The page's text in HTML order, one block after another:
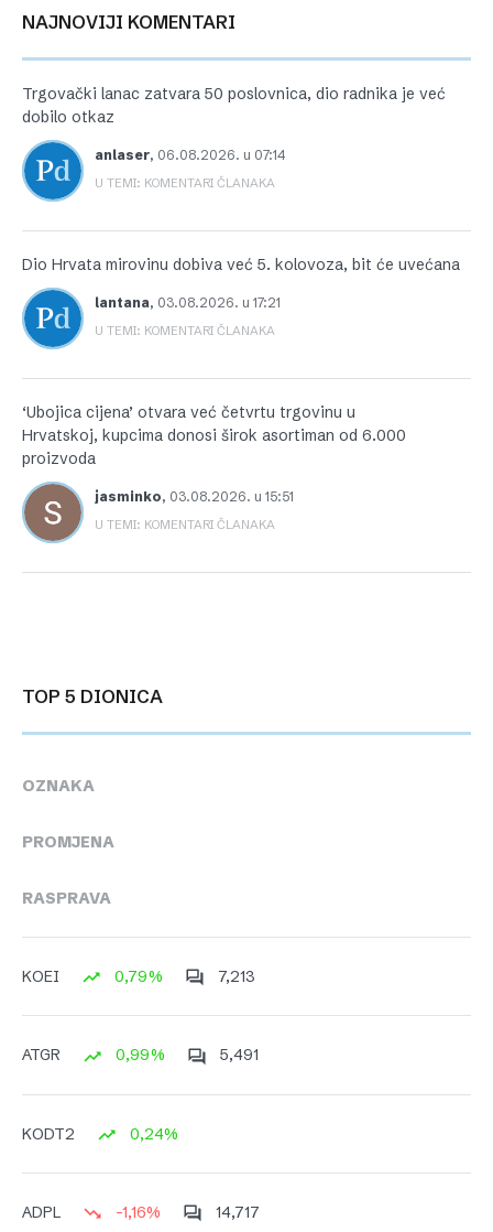
NAJNOVIJI KOMENTARI
Trgovački lanac zatvara 50 poslovnica, dio radnika je već
dobilo otkaz
anlaser, 06.08.2026. u 07:14
U TEMI: KOMENTARI ČLANAKA
Dio Hrvata mirovinu dobiva već 5. kolovoza, bit će uvećana
lantana, 03.08.2026. u 17:21
U TEMI: KOMENTARI ČLANAKA
‘Ubojica cijena’ otvara već četvrtu trgovinu u
Hrvatskoj, kupcima donosi širok asortiman od 6.000
proizvoda
jasminko, 03.08.2026. u 15:51
U TEMI: KOMENTARI ČLANAKA
TOP 5 DIONICA
OZNAKA
PROMJENA
RASPRAVA
KOEI 0,79% 7,213
ATGR 0,99% 5,491
KODT2 0,24%
ADPL -1,16% 14,717